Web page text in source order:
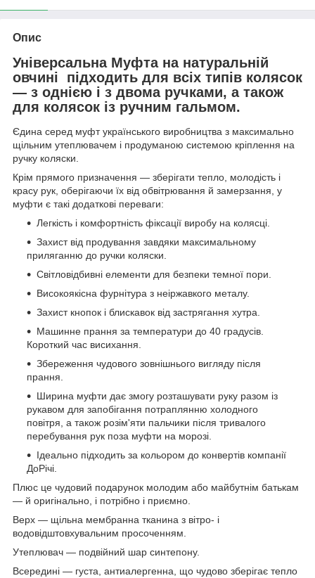
Опис
Універсальна Муфта на натуральній
овчині підходить для всіх типів колясок
— з однією і з двома ручками, а також
для колясок із ручним гальмом.
Єдина серед муфт українського виробництва з максимально
щільним утеплювачем і продуманою системою кріплення на
ручку коляски.
Крім прямого призначення — зберігати тепло, молодість і
красу рук, оберігаючи їх від обвітрювання й замерзання, у
муфти є такі додаткові переваги:
Легкість і комфортність фіксації виробу на колясці.
Захист від продування завдяки максимальному
приляганню до ручки коляски.
Світловідбивні елементи для безпеки темної пори.
Високоякісна фурнітура з неіржавкого металу.
Захист кнопок і блискавок від застрягання хутра.
Машинне прання за температури до 40 градусів.
Короткий час висихання.
Збереження чудового зовнішнього вигляду після
прання.
Ширина муфти дає змогу розташувати руку разом із
рукавом для запобігання потраплянню холодного
повітря, а також розім'яти пальчики після тривалого
перебування рук поза муфти на морозі.
Ідеально підходить за кольором до конвертів компанії
ДоРічі.
Плюс це чудовий подарунок молодим або майбутнім батькам
— й оригінально, і потрібно і приємно.
Верх — щільна мембранна тканина з вітро- і
водовідштовхувальним просоченням.
Утеплювач — подвійний шар синтепону.
Всередині — густа, антиалергенна, що чудово зберігає тепло